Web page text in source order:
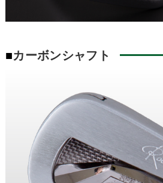
■カーボンシャフト